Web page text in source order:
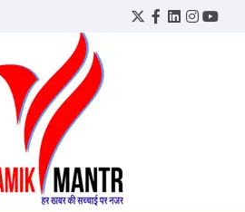
Twitter
Facebook
LinkedIn